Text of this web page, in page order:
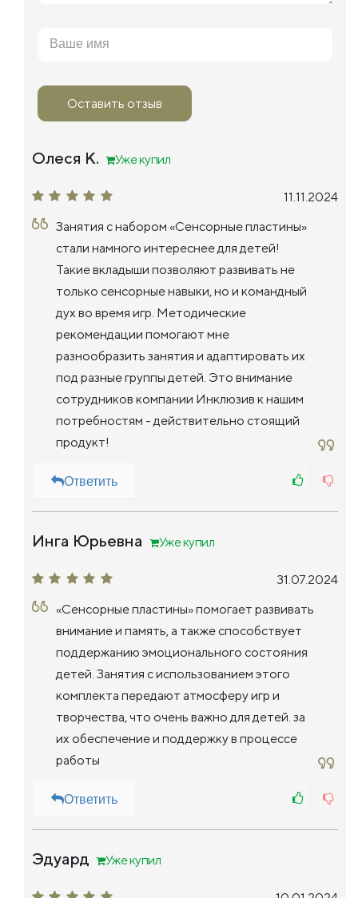
Оставить отзыв
Олеся К. Уже купил
11.11.2024
Занятия с набором «Сенсорные пластины»
стали намного интереснее для детей!
Такие вкладыши позволяют развивать не
только сенсорные навыки, но и командный
дух во время игр. Методические
рекомендации помогают мне
разнообразить занятия и адаптировать их
под разные группы детей. Это внимание
сотрудников компании Инклюзив к нашим
потребностям - действительно стоящий
продукт!
Ответить
Инга Юрьевна Уже купил
31.07.2024
«Сенсорные пластины» помогает развивать
внимание и память, а также способствует
поддержанию эмоционального состояния
детей. Занятия с использованием этого
комплекта передают атмосферу игр и
творчества, что очень важно для детей. за
их обеспечение и поддержку в процессе
работы
Ответить
Эдуард Уже купил